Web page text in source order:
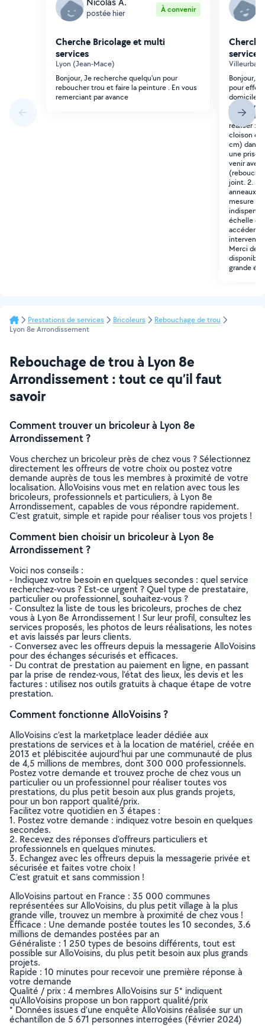
postée hier À convenir
Cherche Bricolage et multi
services
Lyon (Jean-Mace)
Bonjour, Je recherche quelqu'un pour
reboucher trou et faire la peinture . En vous
remerciant par avance
services
Bonjour,
pour
domicile
d'après-
demande
réaliser :
cloison en
cm) dans
une prise.
venir avec
joint. 2.
anneaux
mesure 4
échelle
accéder.
Merci de
disponible
grande
Prestations de services Bricoleurs
Rebouchage de trou
Lyon 8e Arrondissement
Rebouchage de trou à Lyon 8e
Arrondissement : tout ce qu’il faut
savoir
Comment trouver un bricoleur à Lyon 8e
Arrondissement ?
Vous cherchez un bricoleur près de chez vous ? Sélectionnez
directement les offreurs de votre choix ou postez votre
demande auprès de tous les membres à proximité de votre
localisation. AlloVoisins vous met en relation avec tous les
bricoleurs, professionnels et particuliers, à Lyon 8e
Arrondissement, capables de vous répondre rapidement.
C’est gratuit, simple et rapide pour réaliser tous vos projets !
Comment bien choisir un bricoleur à Lyon 8e
Arrondissement ?
Voici nos conseils :
- Indiquez votre besoin en quelques secondes : quel service
recherchez-vous ? Est-ce urgent ? Quel type de prestataire,
particulier ou professionnel, souhaitez-vous ?
- Consultez la liste de tous les bricoleurs, proches de chez
vous à Lyon 8e Arrondissement ! Sur leur profil, consultez les
services proposés, les photos de leurs réalisations, les notes
et avis laissés par leurs clients.
- Conversez avec les offreurs depuis la messagerie AlloVoisins
pour des échanges sécurisés et efficaces.
- Du contrat de prestation au paiement en ligne, en passant
par la prise de rendez-vous, l’état des lieux, les devis et les
factures : utilisez nos outils gratuits à chaque étape de votre
prestation.
Comment fonctionne AlloVoisins ?
AlloVoisins c’est la marketplace leader dédiée aux
prestations de services et à la location de matériel, créée en
2013 et plébiscitée aujourd’hui par une communauté de plus
de 4,5 millions de membres, dont 300 000 professionnels.
Postez votre demande et trouvez proche de chez vous un
particulier ou un professionnel pour réaliser toutes vos
prestations, du plus petit besoin aux plus grands projets,
pour un bon rapport qualité/prix.
Facilitez votre quotidien en 3 étapes :
1. Postez votre demande : indiquez votre besoin en quelques
secondes.
2. Recevez des réponses d’offreurs particuliers et
professionnels en quelques minutes.
3. Echangez avec les offreurs depuis la messagerie privée et
sécurisée et faites votre choix !
C’est gratuit et sans commission !
AlloVoisins partout en France : 35 000 communes
représentées sur AlloVoisins, du plus petit village à la plus
grande ville, trouvez un membre à proximité de chez vous !
Efficace : Une demande postée toutes les 10 secondes, 3.6
millions de demandes postées par an
Généraliste : 1 250 types de besoins différents, tout est
possible sur AlloVoisins, du plus petit besoin aux plus grands
projets.
Rapide : 10 minutes pour recevoir une première réponse à
votre demande
Qualité / prix : 4 membres AlloVoisins sur 5* indiquent
qu’AlloVoisins propose un bon rapport qualité/prix
* Données issues d’une enquête AlloVoisins réalisée sur un
échantillon de 5 671 personnes interrogées (Février 2024)